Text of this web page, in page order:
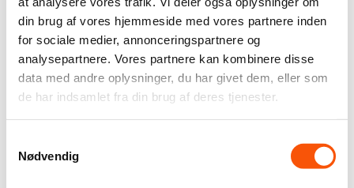
din brug af vores hjemmeside med vores partnere inden
for sociale medier, annonceringspartnere og
analysepartnere. Vores partnere kan kombinere disse
data med andre oplysninger, du har givet dem, eller som
de har indsamlet fra din brug af deres tjenester.
Nødvendig